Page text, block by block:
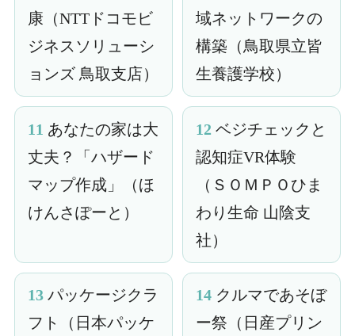
康（NTTドコモビ
ジネスソリューシ
ョンズ 鳥取支店）
域ネットワークの
構築（鳥取県立皆
生養護学校）
11 あなたの家は大
丈夫？「ハザード
マップ作成」（ほ
けんさぽーと）
12 ベジチェックと
認知症VR体験
（ＳＯＭＰＯひま
わり生命 山陰支
社）
13パッケージクラ
フト（日本パッケ
14 クルマであそぼ
ー祭（日産プリン